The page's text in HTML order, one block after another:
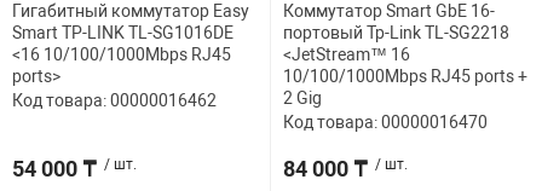
Гигабитный коммутатор Easy
Smart TP-LINK TL-SG1016DE
<16 10/100/1000Mbps RJ45
ports>
Код товара: 00000016462
54 000 ₸ / шт.
Коммутатор Smart GbE 16-
портовый Tp-Link TL-SG2218
<JetStream™ 16
10/100/1000Mbps RJ45 ports +
2 Gig
Код товара: 00000016470
84 000 ₸ / шт.